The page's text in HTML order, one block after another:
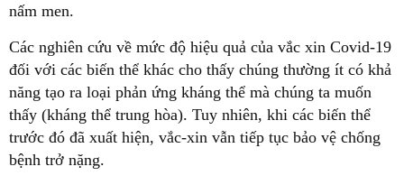
nấm men.
Các nghiên cứu về mức độ hiệu quả của vắc xin Covid-19
đối với các biến thể khác cho thấy chúng thường ít có khả
năng tạo ra loại phản ứng kháng thể mà chúng ta muốn
thấy (kháng thể trung hòa). Tuy nhiên, khi các biến thể
trước đó đã xuất hiện, vắc-xin vẫn tiếp tục bảo vệ chống
bệnh trở nặng.